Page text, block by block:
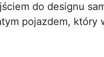
do designu
pojazdem, który